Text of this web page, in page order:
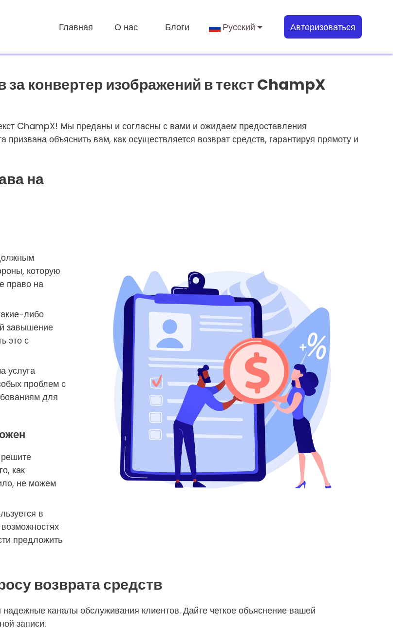
Главная О нас Блоги Русский Авторизоваться
за конвертер изображений в текст ChampX
ChampX! Мы преданы и согласны с вами и ожидаем предоставления
объяснить вам, как осуществляется возврат средств, гарантируя прямоту и
на
которую
право на
либо
завышение
это с
услуга
проблем с
для
как
не можем
в
предложить
возврата средств
каналы обслуживания клиентов. Дайте четкое объяснение вашей
записи.